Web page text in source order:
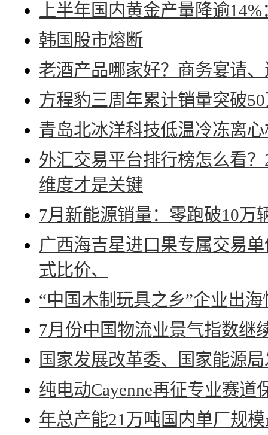
上半年国内黄金产量降逾
韩国股市熔断
老酒产品哪家好？商务宴请
方程豹三周年累计销量突破
青岛北冰洋科技低温冷冻离
外汇交易平台排行榜怎么看
维度才是关键
7月新能源销量：零跑破10万
广西海吉星进口果专属交易
式比价、
“中国木制玩具之乡”企业出
7月份中国物流业景气指数继
国家发展改革委、国家能源
纯电动Cayenne再征专业赛
年总产能21万吨国内单厂规